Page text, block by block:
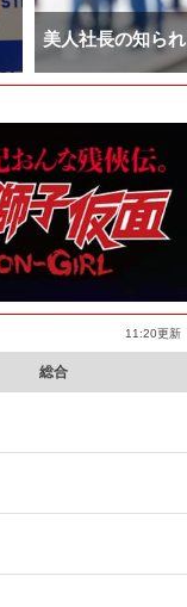
美人社長の知ら
11:20更新
総合